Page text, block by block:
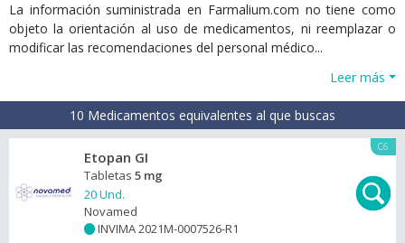
La información suministrada en Farmalium.com no tiene como
objeto la orientación al uso de medicamentos, ni reemplazar o
modificar las recomendaciones del personal médico...
Leer más
10 Medicamentos equivalentes al que buscas
C6
Etopan GI
Tabletas 5 mg
20 Und.
Novamed
INVIMA 2021M-0007526-R1